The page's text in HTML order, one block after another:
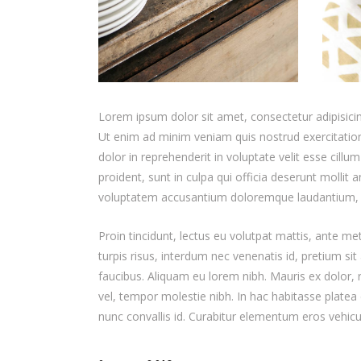
Lorem ipsum dolor sit amet, consectetur
Ut enim ad minim veniam quis nostrud
dolor in reprehenderit in voluptate velit esse
proident, sunt in culpa qui officia deserunt mollit
voluptatem accusantium doloremque
Proin tincidunt, lectus eu volutpat mattis, ante
turpis risus, interdum nec venenatis id, pretium
faucibus. Aliquam eu lorem nibh. Mauris ex
vel, tempor molestie nibh. In hac habitasse
nunc convallis id. Curabitur elementum eros